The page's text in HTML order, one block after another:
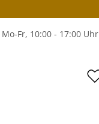
Mo-Fr, 10:00 - 17:00 Uhr